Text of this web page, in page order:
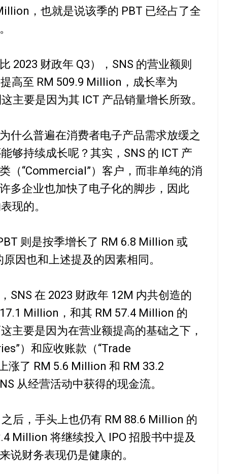
，也就是说该季的 PBT 已经占了全
2023 财政年 Q3），SNS 的营业额则
高至 RM 509.9 Million，成长率为
主要是因为其 ICT 产品销量增长所致。
什么普遍在消费者电子产品需求放缓之
够持续成长呢？其实，SNS 的 ICT 产
（“Commercial”）客户，而非单纯的消
多企业也加快了电子化的脚步，因此
现的。
则是按季增长了 RM 6.8 Million 或
因也和上述提及的因素相同。
SNS 在 2023 财政年 12M 内共创造的
Million，和其 RM 57.4 Million 的
主要是因为在营业额提高的基础之下，
）和应收账款（“Trade
涨了 RM 5.6 Million 和 RM 33.2
从经营活动中获得的现金流。
后，手头上也仍有 RM 88.6 Million 的
Million 将继续投入 IPO 招股书中提及
说财务表现仍是健康的。